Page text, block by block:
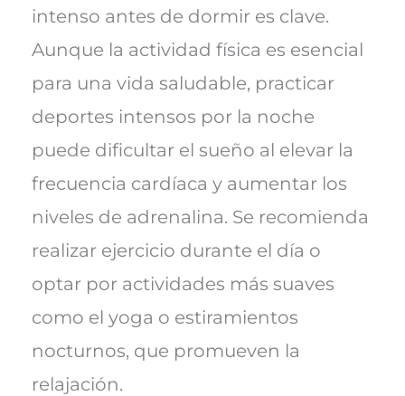
intenso antes de dormir es clave.
Aunque la actividad física es esencial
para una vida saludable, practicar
deportes intensos por la noche
puede dificultar el sueño al elevar la
frecuencia cardíaca y aumentar los
niveles de adrenalina. Se recomienda
realizar ejercicio durante el día o
optar por actividades más suaves
como el yoga o estiramientos
nocturnos, que promueven la
relajación.